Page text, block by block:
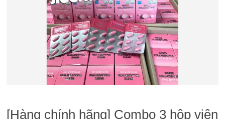
[Hàng chính hãng] Combo 3 hộp viên